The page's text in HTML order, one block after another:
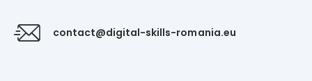
contact@digital-skills-romania.eu